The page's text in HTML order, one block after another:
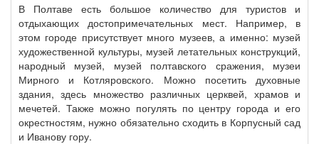
В Полтаве есть большое количество для туристов и
отдыхающих достопримечательных мест. Например, в
этом городе присутствует много музеев, а именно: музей
художественной культуры, музей летательных конструкций,
народный музей, музей полтавского сражения, музеи
Мирного и Котляровского. Можно посетить духовные
здания, здесь множество различных церквей, храмов и
мечетей. Также можно погулять по центру города и его
окрестностям, нужно обязательно сходить в Корпусный сад
и Иванову гору.